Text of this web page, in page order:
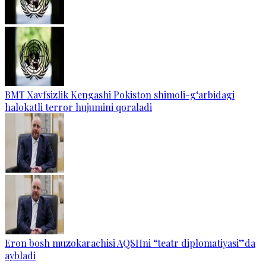
BMT Xavfsizlik Kengashi Pokiston shimoli-g‘arbidagi
halokatli terror hujumini qoraladi
Eron bosh muzokarachisi AQSHni “teatr diplomatiyasi”da
aybladi